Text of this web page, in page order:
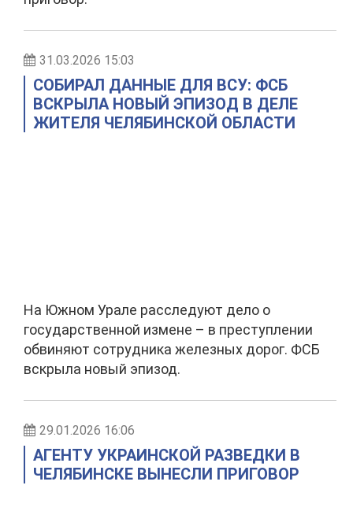
31.03.2026 15:03
СОБИРАЛ ДАННЫЕ ДЛЯ ВСУ: ФСБ
ВСКРЫЛА НОВЫЙ ЭПИЗОД В ДЕЛЕ
ЖИТЕЛЯ ЧЕЛЯБИНСКОЙ ОБЛАСТИ
На Южном Урале расследуют дело о
государственной измене – в преступлении
обвиняют сотрудника железных дорог. ФСБ
вскрыла новый эпизод.
29.01.2026 16:06
АГЕНТУ УКРАИНСКОЙ РАЗВЕДКИ В
ЧЕЛЯБИНСКЕ ВЫНЕСЛИ ПРИГОВОР